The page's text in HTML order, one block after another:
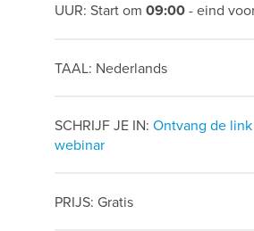
UUR: Start om 09:00- eind
TAAL: Nederlands
SCHRIJF JE IN: Ontvang de
webinar
PRIJS: Gratis